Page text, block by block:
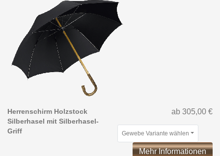
Herrenschirm Holzstock
Silberhasel mit Silberhasel-
Griff
ab 305,00 €
Gewebe Variante wählen
Mehr Informationen